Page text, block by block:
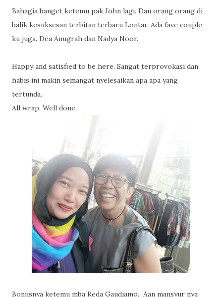
Bahagia banget ketemu pak John lagi. Dan orang orang di
balik kesuksesan terbitan terbaru Lontar. Ada fave couple
ku juga. Dea Anugrah dan Nadya Noor.
Happy and satisfied to be here. Sangat terprovokasi dan
habis ini makin semangat nyelesaikan apa apa yang
tertunda.
All wrap. Well done.
Bonusnya ketemu mba Reda Gaudiamo. Aan mansyur nya